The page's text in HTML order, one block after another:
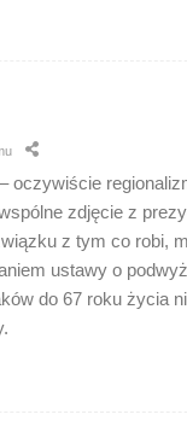
oczywiście
zdjęcie z
z tym co robi,
ustawy o
do 67 roku życia